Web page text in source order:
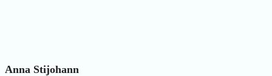
Anna Stijohann